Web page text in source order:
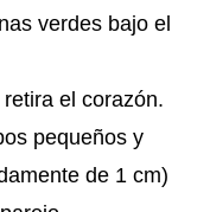
verdes bajo el
el corazón.
pequeños y
de 1 cm)